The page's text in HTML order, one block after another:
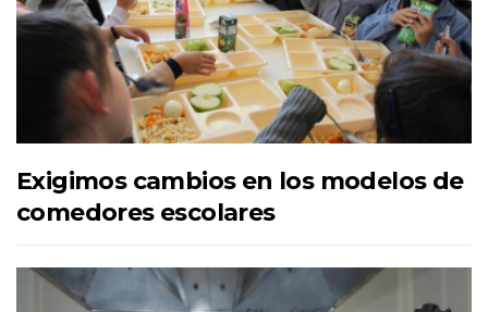
Exigimos cambios en los modelos de
comedores escolares